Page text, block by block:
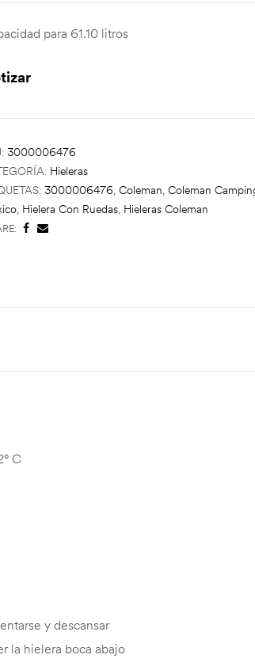
para 61.10 litros
3000006476
Hieleras
3000006476, Coleman, Coleman
, Hielera Con Ruedas, Hieleras Coleman
C
y descansar
la hielera boca abajo